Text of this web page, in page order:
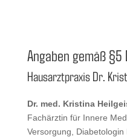
Angaben gemäß §5
Hausarztpraxis Dr.
Dr. med. Kristina
Fachärztin für Innere
Versorgung, Diabetologin